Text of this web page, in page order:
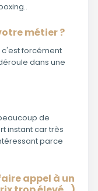
métier ?
c'est forcément
dans une
de
instant car très
parce
appel à un